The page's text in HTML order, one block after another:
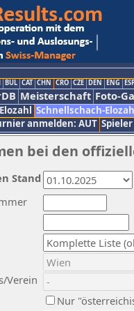
BUL CAT CHN CRO CZE DEN ENG
Meisterschaft Foto-
Schnellschach-
anmelden: AUT
bei den
Verein
Nur
Stand